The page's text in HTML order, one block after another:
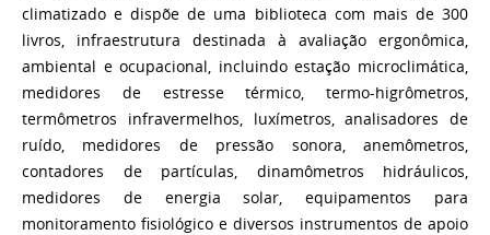
climatizado e dispõe de uma biblioteca com mais de 300
livros, infraestrutura destinada à avaliação ergonômica,
ambiental e ocupacional, incluindo estação microclimática,
medidores de estresse térmico, termo-higrômetros,
termômetros infravermelhos, luxímetros, analisadores de
ruído, medidores de pressão sonora, anemômetros,
contadores de partículas, dinamômetros hidráulicos,
medidores de energia solar, equipamentos para
monitoramento fisiológico e diversos instrumentos de apoio